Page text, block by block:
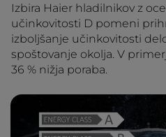
Izbira Haier hladilnikov z
učinkovitosti D pomeni
izboljšanje učinkovitosti
spoštovanje okolja. V
36 % nižja poraba.